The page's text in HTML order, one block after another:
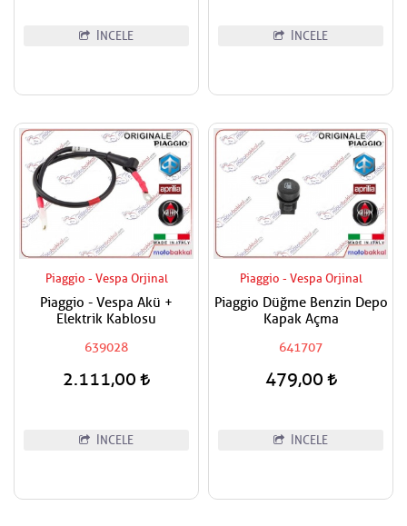
İNCELE İNCELE
Piaggio - Vespa Orjinal
Piaggio - Vespa Akü +
Elektrik Kablosu
639028
2.111,00
İNCELE
Piaggio - Vespa Orjinal
Piaggio Düğme Benzin Depo
Kapak Açma
641707
479,00
İNCELE